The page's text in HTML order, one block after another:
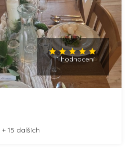
1 hodnocení
+ 15 dalších